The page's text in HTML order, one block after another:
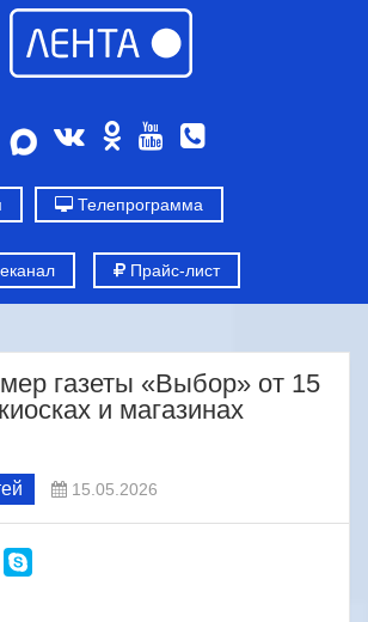
Телепрограмма
Прайс-лист
газеты «Выбор» от 15
и магазинах
15.05.2026